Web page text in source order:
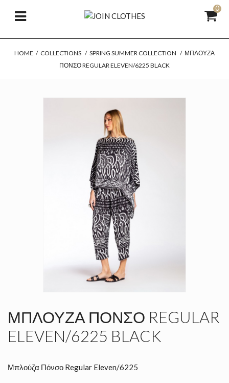
0
HOME / COLLECTIONS / SPRING SUMMER COLLECTION / ΜΠΛΟΎΖΑ
ΠΌΝΣΟ REGULAR ELEVEN/6225 BLACK
ΜΠΛΟΎΖΑ ΠΌΝΣΟ REGULAR
ELEVEN/6225 BLACK
Μπλούζα Πόνσο Regular Eleven/6225